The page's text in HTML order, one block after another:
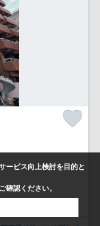
ービス向上検討を目的と
確認ください。